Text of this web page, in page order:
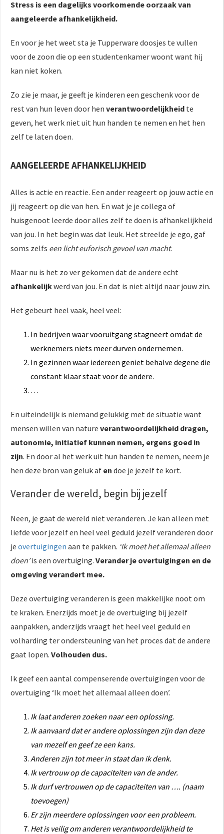
Stress is een dagelijks voorkomende oorzaak van
aangeleerde afhankelijkheid.
En voor je het weet sta je Tupperware doosjes te vullen
voor de zoon die op een studentenkamer woont want hij
kan niet koken.
Zo zie je maar, je geeft je kinderen een geschenk voor de
rest van hun leven door hen verantwoordelijkheid te
geven, het werk niet uit hun handen te nemen en het hen
zelf te laten doen.
AANGELEERDE AFHANKELIJKHEID
Alles is actie en reactie. Een ander reageert op jouw actie en
jij reageert op die van hen. En wat je je collega of
huisgenoot leerde door alles zelf te doen is afhankelijkheid
van jou. In het begin was dat leuk. Het streelde je ego, gaf
soms zelfs een licht euforisch gevoel van macht.
Maar nu is het zo ver gekomen dat de andere echt
afhankelijkwerd van jou. En dat is niet altijd naar jouw zin.
Het gebeurt heel vaak, heel veel:
In bedrijven waar vooruitgang stagneert omdat de
werknemers niets meer durven ondernemen.
In gezinnen waar iedereen geniet behalve degene die
constant klaar staat voor de andere.
…
En uiteindelijk is niemand gelukkig met de situatie want
mensen willen van nature verantwoordelijkheid dragen,
autonomie, initiatief kunnen nemen, ergens goed in
zijn. En door al het werk uit hun handen te nemen, neem je
hen deze bron van geluk af en doe je jezelf te kort.
Verander de wereld, begin bij jezelf
Neen, je gaat de wereld niet veranderen. Je kan alleen met
liefde voor jezelf en heel veel geduld jezelf veranderen door
je overtuigingen aan te pakken. ‘Ik moet het allemaal alleen
doen’is een overtuiging. Verander je overtuigingen en de
omgeving verandert mee.
Deze overtuiging veranderen is geen makkelijke noot om
te kraken. Enerzijds moet je de overtuiging bij jezelf
aanpakken, anderzijds vraagt het heel veel geduld en
volharding ter ondersteuning van het proces dat de andere
gaat lopen. Volhouden dus.
Ik geef een aantal compenserende overtuigingen voor de
overtuiging ‘Ik moet het allemaal alleen doen’.
Ik laat anderen zoeken naar een oplossing.
Ik aanvaard dat er andere oplossingen zijn dan deze
van mezelf en geef ze een kans.
Anderen zijn tot meer in staat dan ik denk.
Ik vertrouw op de capaciteiten van de ander.
Ik durf vertrouwen op de capaciteiten van …. (naam
toevoegen)
Er zijn meerdere oplossingen voor een probleem.
Het is veilig om anderen verantwoordelijkheid te